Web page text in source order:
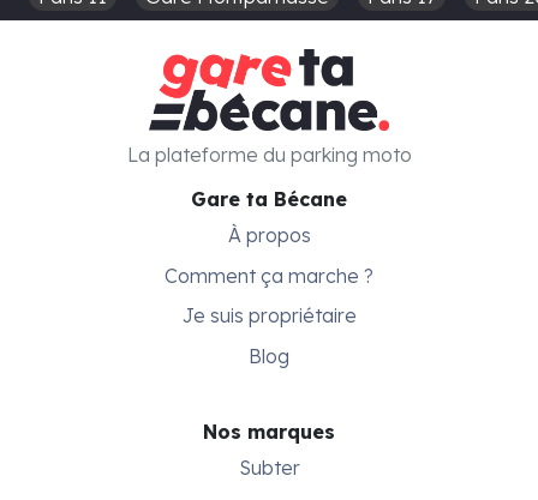
Gare ta Bécane
À propos
Comment ça marche ?
Je suis propriétaire
Blog
Nos marques
Subter
La plateforme du parking moto